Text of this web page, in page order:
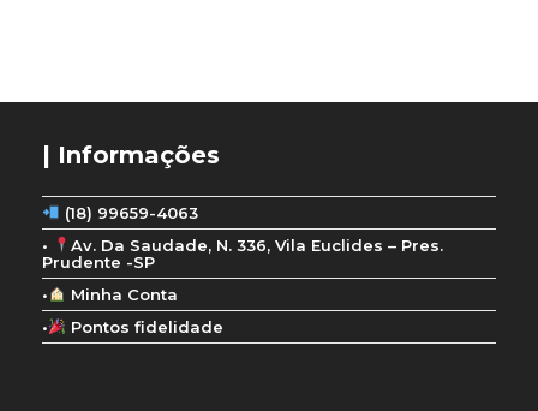
| Informações
(18) 99659-4063
•
Av. Da Saudade, N. 336, Vila Euclides – Pres.
Prudente -SP
•
Minha Conta
•
Pontos fidelidade